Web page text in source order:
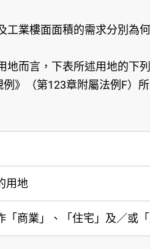
工業樓面面積的需求分別為何
地而言，下表所述用地的
》（第123章附屬法例F）
用地
商業」、「住宅」及／或